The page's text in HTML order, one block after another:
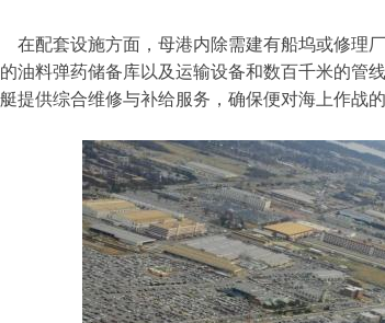
在配套设施方面，母港内除需建有船坞或修理
油料弹药储备库以及运输设备和数百千米的管
提供综合维修与补给服务，确保便对海上作战